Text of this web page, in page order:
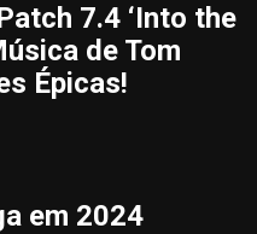
7.4 ‘Into the
de Tom
Épicas!
em 2024